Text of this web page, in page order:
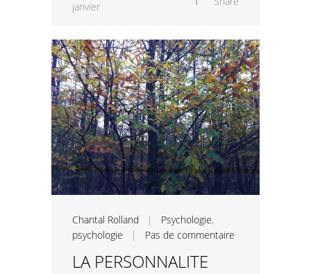
janvier
Chantal Rolland | Psychologie,
psychologie | Pas de commentaire
LA PERSONNALITE